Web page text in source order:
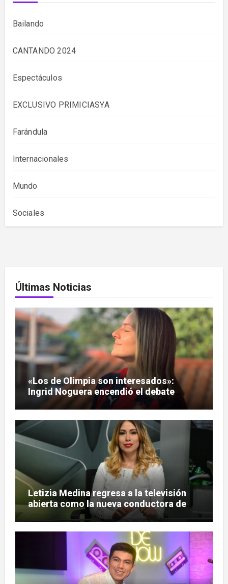
Bailando
CANTANDO 2024
Espectáculos
EXCLUSIVO PRIMICIASYA
Farándula
Internacionales
Mundo
Sociales
Últimas Noticias
«Los de Olimpia son interesados»:
Ingrid Noguera encendió el debate
sobre las hinchadas
Letizia Medina regresa a la televisión
abierta como la nueva conductora de
«Pulso Urbano»